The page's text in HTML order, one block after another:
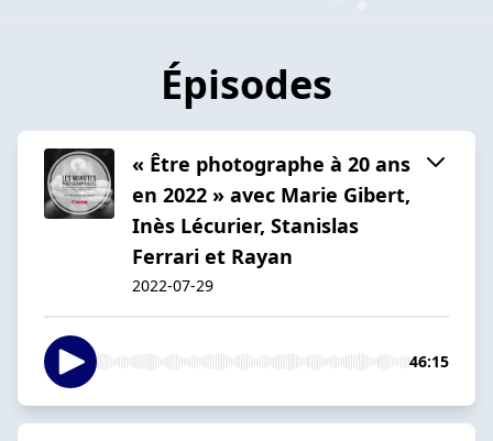
Épisodes
« Être photographe à 20 ans
en 2022 » avec Marie Gibert,
Inès Lécurier, Stanislas
Ferrari et Rayan
2022-07-29
46:15